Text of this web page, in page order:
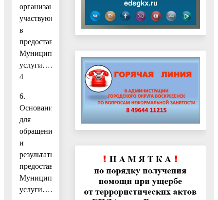
организации,
участвующие
в
предоставлении
Муниципальной
услуги…………………
4
6.
Основания
для
обращения
и
результаты
предоставления
Муниципальной
услуги………………..5